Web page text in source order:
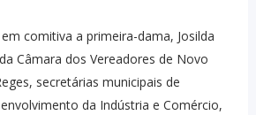
comitiva a primeira-dama, Josilda
Câmara dos Vereadores de Novo
secretárias municipais de
da Indústria e Comércio,